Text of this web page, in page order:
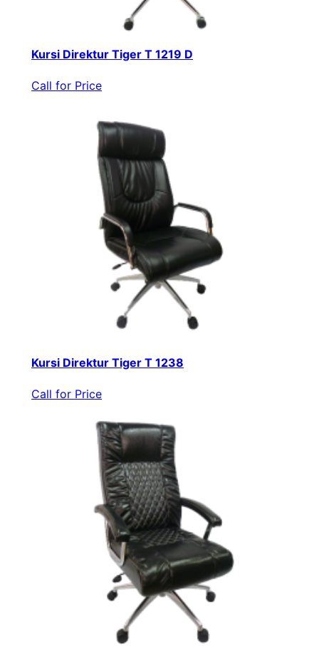
Kursi Direktur Tiger T 1219 D
Call for Price
Kursi Direktur Tiger T 1238
Call for Price